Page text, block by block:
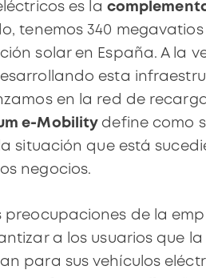
es la
tenemos 340
solar en España. A la
esta
en la red de
e-Mobility define como
situación que está
negocios.
preocupaciones de la
a los usuarios que la
para sus vehículos